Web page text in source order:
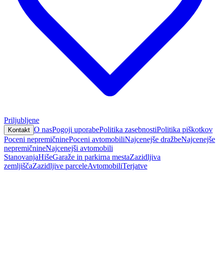
Priljubljene
Kontakt O nasPogoji uporabePolitika zasebnostiPolitika piškotkov
Poceni nepremičninePoceni avtomobiliNajcenejše dražbeNajcenejše
nepremičnineNajcenejši avtomobili
StanovanjaHišeGaraže in parkirna mestaZazidljiva
zemljiščaZazidljive parceleAvtomobiliTerjatve